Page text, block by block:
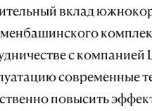
вклад
с компанией
современные
повысить